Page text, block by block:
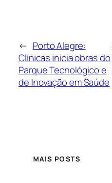
← Porto Alegre:
Clínicas inicia obras do
Parque Tecnológico e
de Inovação em Saúde
MAIS POSTS